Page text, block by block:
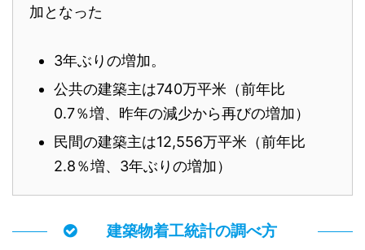
加となった
3年ぶりの増加。
公共の建築主は740万平米（前年比
0.7％増、昨年の減少から再びの増加）
民間の建築主は12,556万平米（前年比
2.8％増、3年ぶりの増加）
建築物着工統計の調べ方